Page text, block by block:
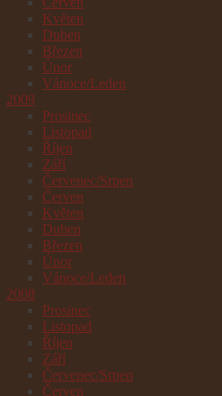
Květen
Duben
Březen
Únor
Vánoce/Leden
2009
Prosinec
Listopad
Říjen
Září
Červenec/Srpen
Červen
Květen
Duben
Březen
Únor
Vánoce/Leden
2008
Prosinec
Listopad
Říjen
Září
Červenec/Srpen
Červen